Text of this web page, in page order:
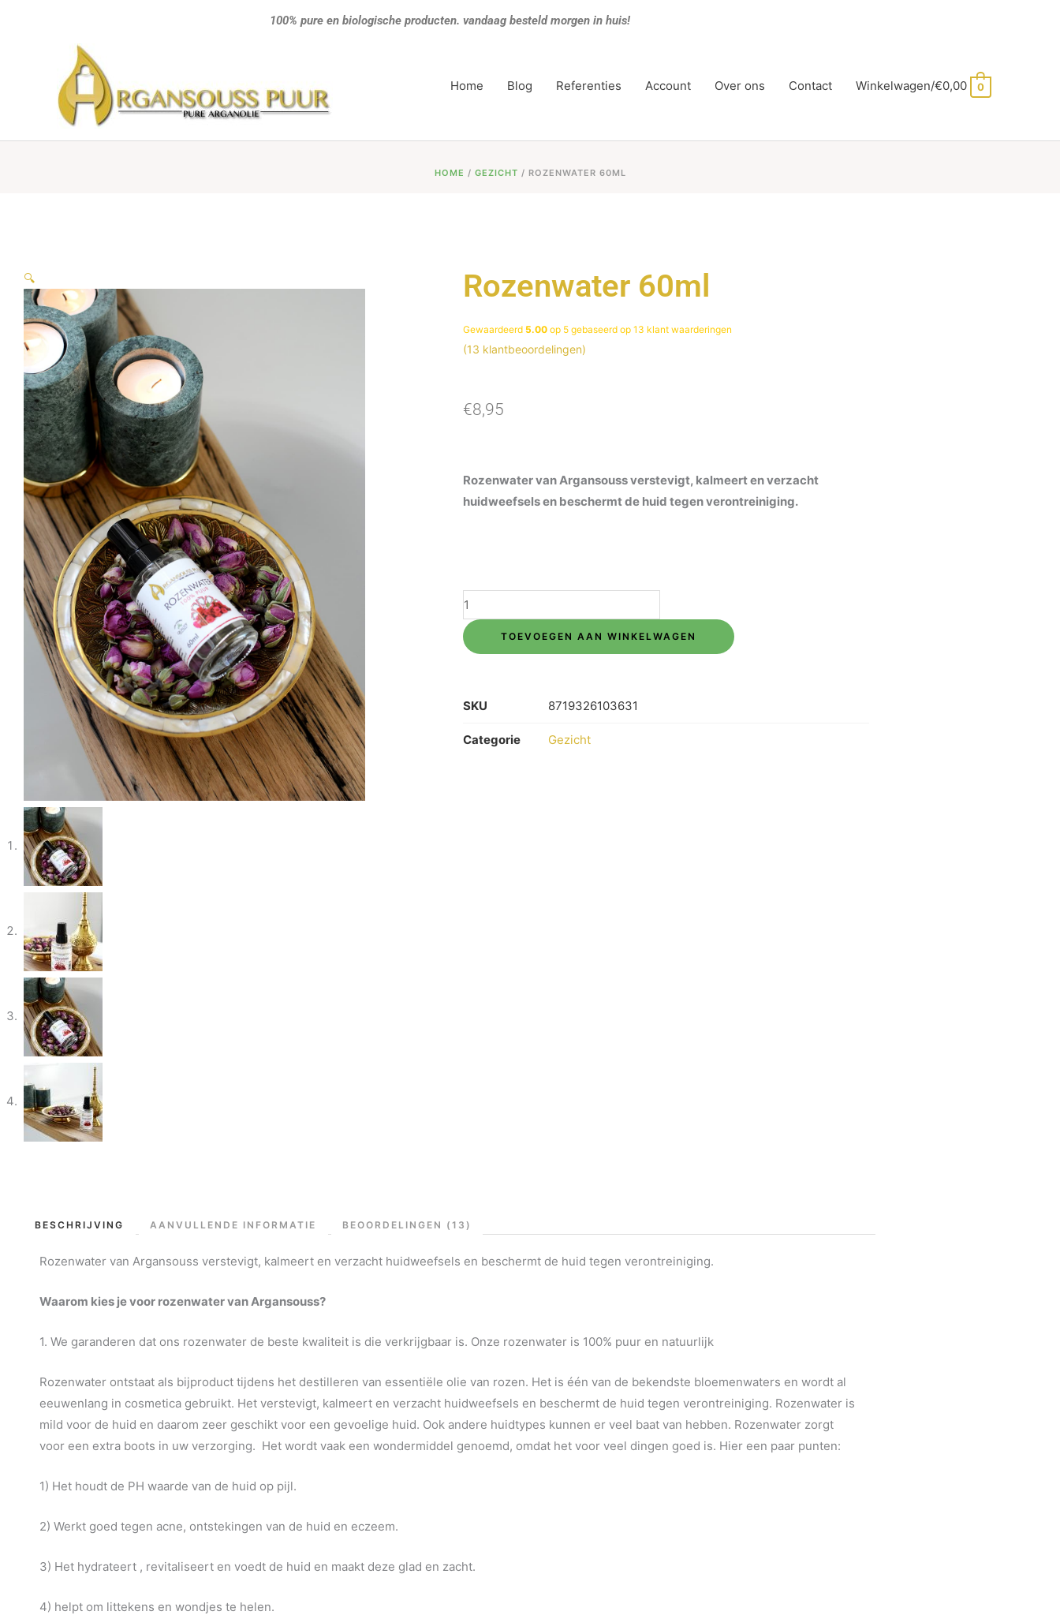
100% pure en biologische producten. vandaag besteld morgen in huis!
Home Blog Referenties Account Over ons Contact Winkelwagen/€0,00 0
HOME / GEZICHT / ROZENWATER 60ML
🔍 Rozenwater 60ml
Gewaardeerd 5.00op 5 gebaseerd op 13 klant waarderingen
(13 klantbeoordelingen)
€8,95
Rozenwater van Argansouss verstevigt, kalmeert en verzacht
huidweefsels en beschermt de huid tegen verontreiniging.
Rozenwater
60ml
aantal
TOEVOEGEN AAN WINKELWAGEN
SKU 8719326103631
Categorie Gezicht
BESCHRIJVING AANVULLENDE INFORMATIE BEOORDELINGEN (13)
Rozenwater van Argansouss verstevigt, kalmeert en verzacht huidweefsels en beschermt de huid tegen verontreiniging.
Waarom kies je voor rozenwater van Argansouss?
1. We garanderen dat ons rozenwater de beste kwaliteit is die verkrijgbaar is. Onze rozenwater is 100% puur en natuurlijk
Rozenwater ontstaat als bijproduct tijdens het destilleren van essentiële olie van rozen. Het is één van de bekendste bloemenwaters en wordt al
eeuwenlang in cosmetica gebruikt. Het verstevigt, kalmeert en verzacht huidweefsels en beschermt de huid tegen verontreiniging. Rozenwater is
mild voor de huid en daarom zeer geschikt voor een gevoelige huid. Ook andere huidtypes kunnen er veel baat van hebben. Rozenwater zorgt
voor een extra boots in uw verzorging. Het wordt vaak een wondermiddel genoemd, omdat het voor veel dingen goed is. Hier een paar punten:
1) Het houdt de PH waarde van de huid op pijl.
2) Werkt goed tegen acne, ontstekingen van de huid en eczeem.
3) Het hydrateert , revitaliseert en voedt de huid en maakt deze glad en zacht.
4) helpt om littekens en wondjes te helen.